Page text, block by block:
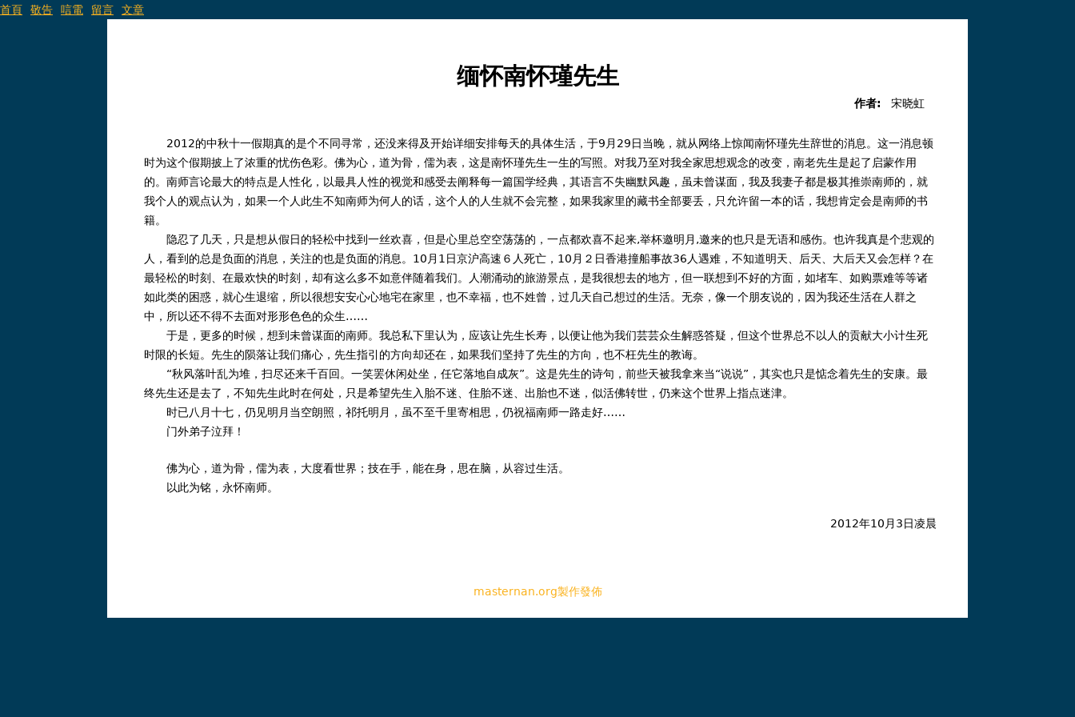
首頁 敬告 唁電 留言 文章
缅怀南怀瑾先生
作者: 宋晓虹
2012的中秋十一假期真的是个不同寻常，还没来得及开始详细安排每天的具体生活，于9月29日当晚，就从网络上惊闻南怀瑾先生辞世的消息。这一消息顿
时为这个假期披上了浓重的忧伤色彩。佛为心，道为骨，儒为表，这是南怀瑾先生一生的写照。对我乃至对我全家思想观念的改变，南老先生是起了启蒙作用
的。南师言论最大的特点是人性化，以最具人性的视觉和感受去阐释每一篇国学经典，其语言不失幽默风趣，虽未曾谋面，我及我妻子都是极其推崇南师的，就
我个人的观点认为，如果一个人此生不知南师为何人的话，这个人的人生就不会完整，如果我家里的藏书全部要丢，只允许留一本的话，我想肯定会是南师的书
籍。
隐忍了几天，只是想从假日的轻松中找到一丝欢喜，但是心里总空空荡荡的，一点都欢喜不起来,举杯邀明月,邀来的也只是无语和感伤。也许我真是个悲观的
人，看到的总是负面的消息，关注的也是负面的消息。10月1日京沪高速６人死亡，10月２日香港撞船事故36人遇难，不知道明天、后天、大后天又会怎样？在
最轻松的时刻、在最欢快的时刻，却有这么多不如意伴随着我们。人潮涌动的旅游景点，是我很想去的地方，但一联想到不好的方面，如堵车、如购票难等等诸
如此类的困惑，就心生退缩，所以很想安安心心地宅在家里，也不幸福，也不姓曾，过几天自己想过的生活。无奈，像一个朋友说的，因为我还生活在人群之
中，所以还不得不去面对形形色色的众生……
于是，更多的时候，想到未曾谋面的南师。我总私下里认为，应该让先生长寿，以便让他为我们芸芸众生解惑答疑，但这个世界总不以人的贡献大小计生死
时限的长短。先生的陨落让我们痛心，先生指引的方向却还在，如果我们坚持了先生的方向，也不枉先生的教诲。
“秋风落叶乱为堆，扫尽还来千百回。一笑罢休闲处坐，任它落地自成灰”。这是先生的诗句，前些天被我拿来当“说说”，其实也只是惦念着先生的安康。最
终先生还是去了，不知先生此时在何处，只是希望先生入胎不迷、住胎不迷、出胎也不迷，似活佛转世，仍来这个世界上指点迷津。
时已八月十七，仍见明月当空朗照，祁托明月，虽不至千里寄相思，仍祝福南师一路走好……
门外弟子泣拜！
佛为心，道为骨，儒为表，大度看世界；技在手，能在身，思在脑，从容过生活。
以此为铭，永怀南师。
2012年10月3日凌晨
masternan.org製作發佈